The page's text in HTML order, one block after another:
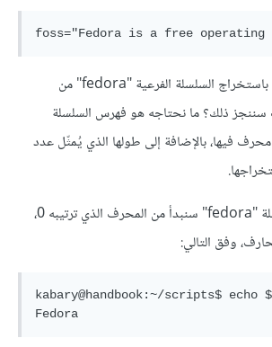
لنفترض الآن أننا نرغب باستخراج السلسلة الفرعية "fedora" من
سننجز ذلك؟ ما نحتاجه هو فهرس السلسلة
فيها، بالإضافة إلى طولها الذي يُمثّل عدد
إذًا كي نستخرج السلسلة "fedora" سنبدأ من المحرف الذي ترتيبه 0،
kabary@handbook:~/scripts$